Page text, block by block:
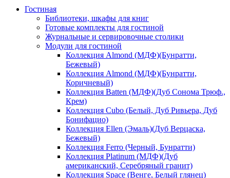
Гостиная
Библиотеки, шкафы для книг
Готовые комплекты для гостиной
Журнальные и сервировочные столики
Модули для гостиной
Коллекция Almond (МДФ)(Бунратти,
Бежевый)
Коллекция Almond (МДФ)(Бунратти,
Коричневый)
Коллекция Batten (МДФ)(Дуб Сонома Трюф.,
Крем)
Коллекция Cubo (Белый, Дуб Ривьера, Дуб
Бонифацио)
Коллекция Ellen (Эмаль)(Дуб Верцаска,
Бежевый)
Коллекция Ferro (Черный, Бунратти)
Коллекция Platinum (МДФ)(Дуб
американский, Серебряный гранит)
Коллекция Space (Венге, Белый глянец)